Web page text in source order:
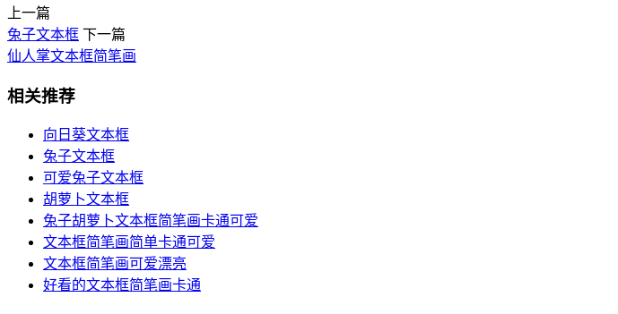
上一篇
兔子文本框 下一篇
仙人掌文本框简笔画
相关推荐
向日葵文本框
兔子文本框
可爱兔子文本框
胡萝卜文本框
兔子胡萝卜文本框简笔画卡通可爱
文本框简笔画简单卡通可爱
文本框简笔画可爱漂亮
好看的文本框简笔画卡通